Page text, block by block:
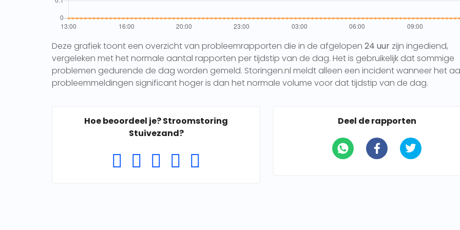
Deze grafiek toont een overzicht van probleemrapporten die in de afgelopen 24 uur zijn ingediend,
vergeleken met het normale aantal rapporten per tijdstip van de dag. Het is gebruikelijk dat sommige
problemen gedurende de dag worden gemeld. Storingen.nl meldt alleen een incident wanneer het
probleemmeldingen significant hoger is dan het normale volume voor dat tijdstip van de dag.
Hoe beoordeel je? Stroomstoring
Stuivezand?
Deel de rapporten